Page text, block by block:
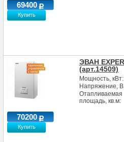
69400
Купить
ЭВАН
(арт.14509)
Мощность, кВт:
Напряжение,
Отапливаемая
площадь, кв.м:
70200
Купить